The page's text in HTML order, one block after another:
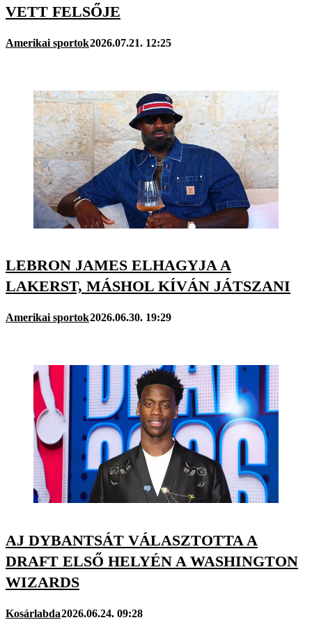
VETT FELSŐJE
Amerikai sportok2026.07.21. 12:25
LEBRON JAMES ELHAGYJA A
LAKERST, MÁSHOL KÍVÁN JÁTSZANI
Amerikai sportok2026.06.30. 19:29
AJ DYBANTSÁT VÁLASZTOTTA A
DRAFT ELSŐ HELYÉN A WASHINGTON
WIZARDS
Kosárlabda2026.06.24. 09:28